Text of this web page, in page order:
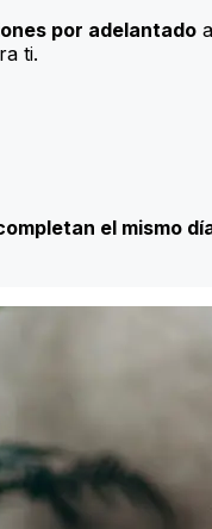
por adelantado
ti.
el mismo